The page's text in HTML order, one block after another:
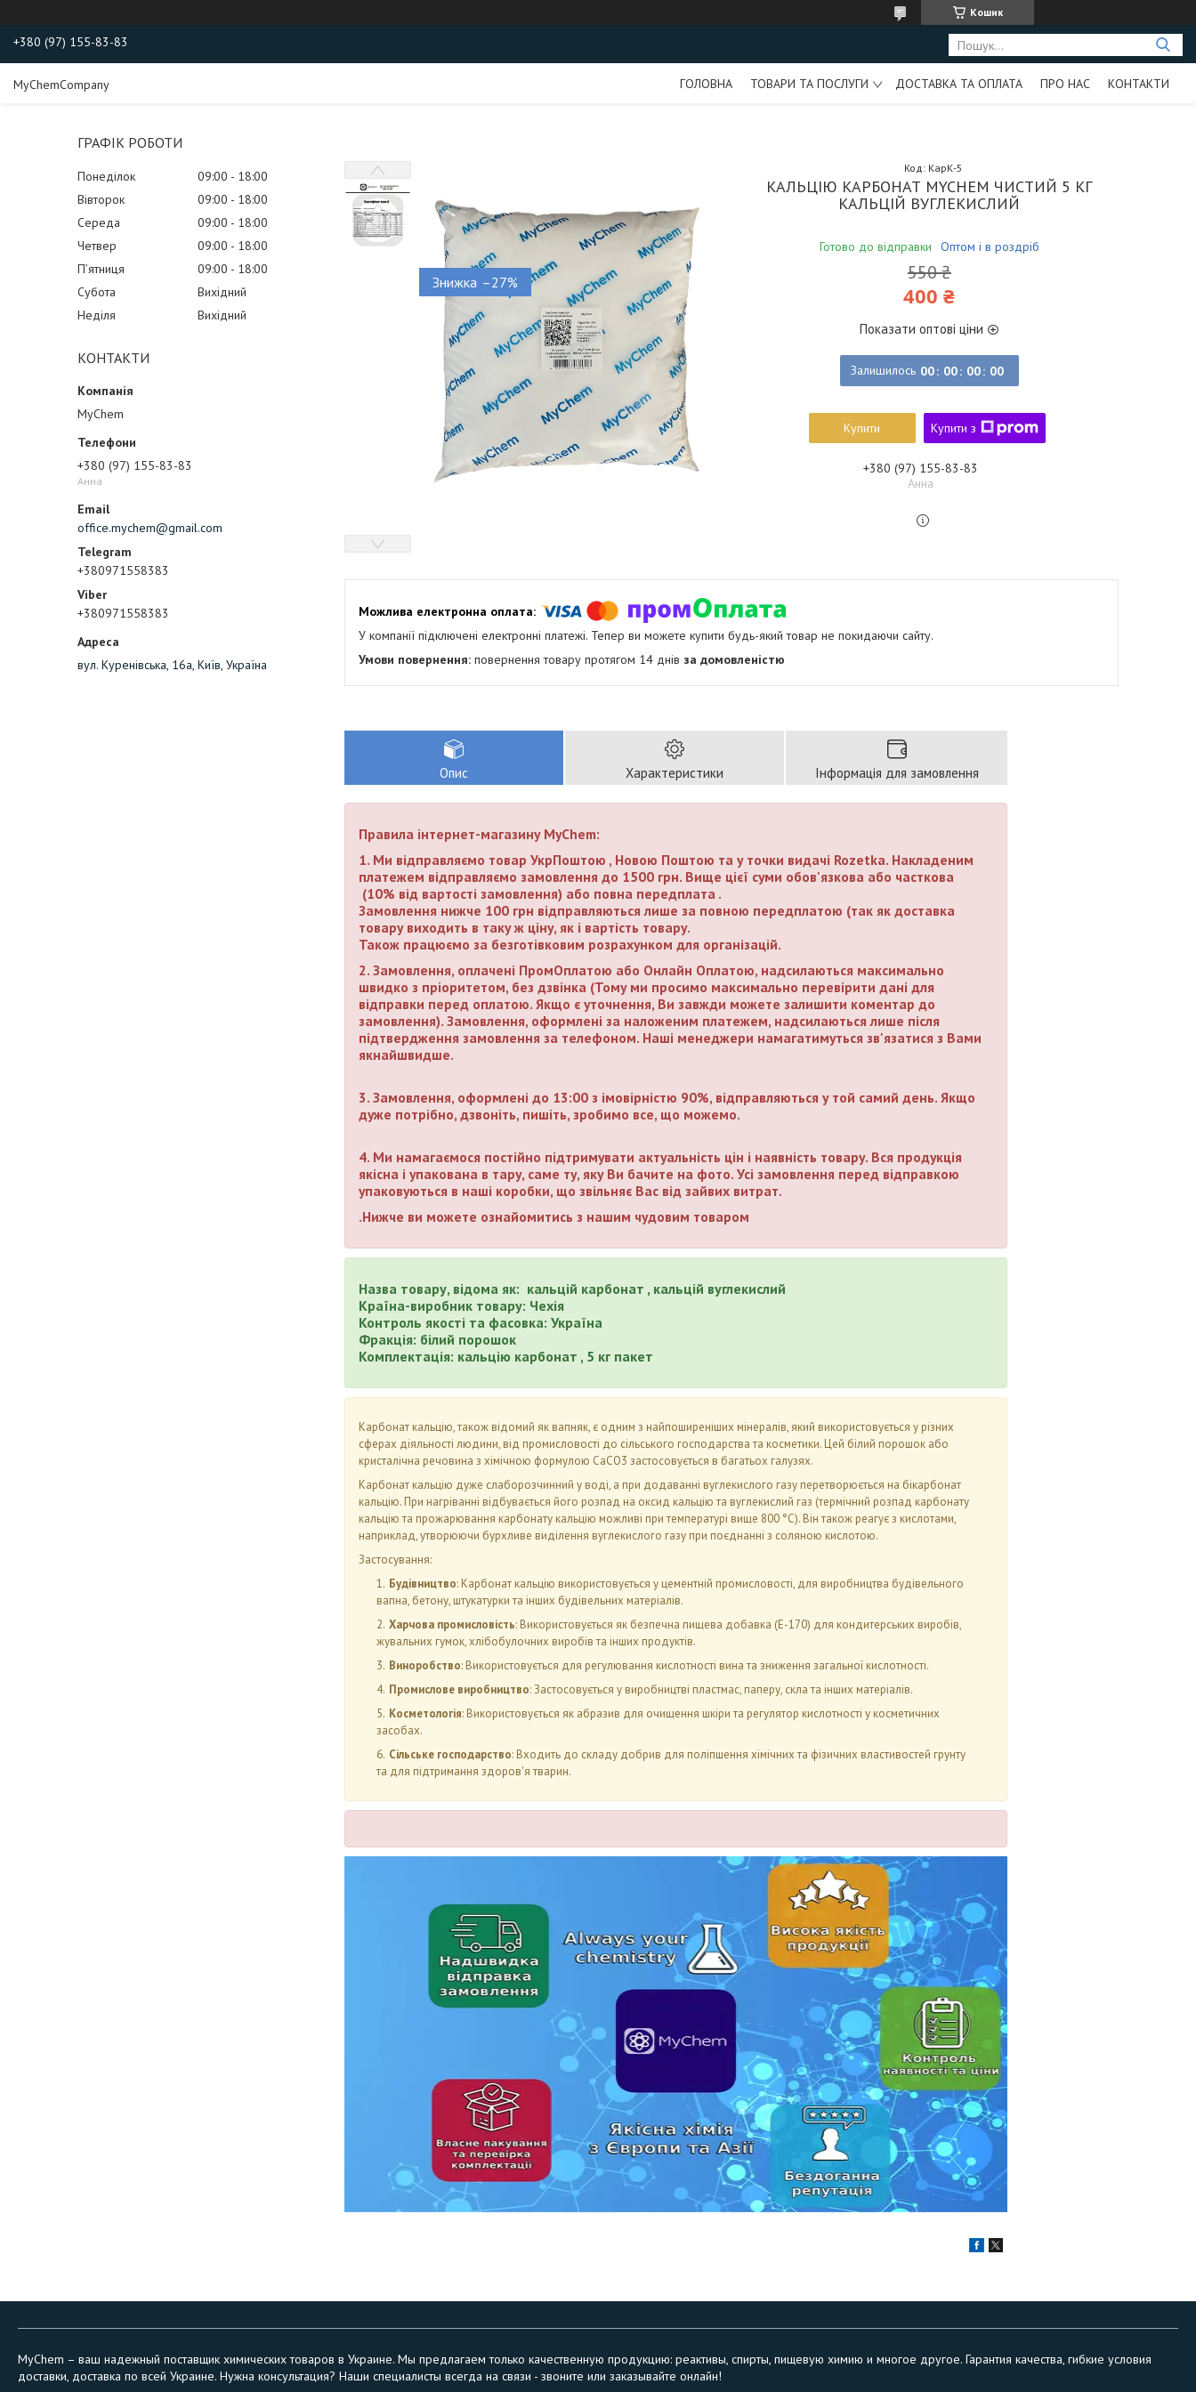
Кошик
+380 (97) 155-83-83
MyChemCompany ГОЛОВНА ТОВАРИ ТА ПОСЛУГИ ДОСТАВКА ТА ОПЛАТА ПРО НАС КОНТАКТИ
ГРАФІК РОБОТИ
Понеділок 09:00
18:00
Вівторок
09:00
18:00
Середа
09:00
18:00
Четвер
09:00
18:00
Пʼятниця
09:00
18:00
Субота
Вихідний
Неділя
Вихідний
КОНТАКТИ
MyChem
+380 (97) 155-83-83
Анна
office.mychem@gmail.com
+380971558383
+380971558383
вул. Куренівська, 16а, Київ, Україна
–27%
КАЛЬЦІЮ КАРБОНАТ MYCHEM ЧИСТИЙ 5 КГ
КАЛЬЦІЙ ВУГЛЕКИСЛИЙ
Готово до відправки Оптом і в роздріб
Код: КарК-5
550 ₴
400 ₴
Показати оптові ціни
Залишилось 00 00 00 00
Купити Купити з
+380 (97) 155-83-83
Анна
У компанії підключені електронні платежі. Тепер ви можете купити будь-який товар не покидаючи сайту.
повернення товару протягом 14 днів за домовленістю
Опис Характеристики Інформація для замовлення
Правила інтернет-магазину MyChem:
1. Ми відправляємо товар УкрПоштою , Новою Поштою та у точки видачі Rozetka. Накладеним
платежем відправляємо замовлення до 1500 грн. Вище цієї суми обов'язкова або часткова
(10% від вартості замовлення) або повна передплата .
Замовлення нижче 100 грн відправляються лише за повною передплатою (так як доставка
товару виходить в таку ж ціну, як і вартість товару.
Також працюємо за безготівковим розрахунком для організацій.
2. Замовлення, оплачені ПромОплатою або Онлайн Оплатою, надсилаються максимально
швидко з пріоритетом, без дзвінка (Тому ми просимо максимально перевірити дані для
відправки перед оплатою. Якщо є уточнення, Ви завжди можете залишити коментар до
замовлення). Замовлення, оформлені за наложеним платежем, надсилаються лише після
підтвердження замовлення за телефоном. Наші менеджери намагатимуться зв'язатися з Вами
якнайшвидше.
3. Замовлення, оформлені до 13:00 з імовірністю 90%, відправляються у той самий день. Якщо
дуже потрібно, дзвоніть, пишіть, зробимо все, що можемо.
4. Ми намагаємося постійно підтримувати актуальність цін і наявність товару. Вся продукція
якісна і упакована в тару, саме ту, яку Ви бачите на фото. Усі замовлення перед відправкою
упаковуються в наші коробки, що звільняє Вас від зайвих витрат.
.Нижче ви можете ознайомитись з нашим чудовим товаром
Назва товару, відома як: кальцій карбонат , кальцій вуглекислий
Країна-виробник товару: Чехія
Контроль якості та фасовка: Україна
Фракція: білий порошок
Комплектація: кальцію карбонат , 5 кг пакет
Карбонат кальцію, також відомий як вапняк, є одним з найпоширеніших мінералів, який використовується у різних
сферах діяльності людини, від промисловості до сільського господарства та косметики. Цей білий порошок або
кристалічна речовина з хімічною формулою CaCO3 застосовується в багатьох галузях.
Карбонат кальцію дуже слаборозчинний у воді, а при додаванні вуглекислого газу перетворюється на бікарбонат
кальцію. При нагріванні відбувається його розпад на оксид кальцію та вуглекислий газ (термічний розпад карбонату
кальцію та прожарювання карбонату кальцію можливі при температурі вище 800 °C). Він також реагує з кислотами,
наприклад, утворюючи бурхливе виділення вуглекислого газу при поєднанні з соляною кислотою.
Застосування:
Будівництво: Карбонат кальцію використовується у цементній промисловості, для виробництва будівельного
вапна, бетону, штукатурки та інших будівельних матеріалів.
Харчова промисловість: Використовується як безпечна пищева добавка (Е-170) для кондитерських виробів,
жувальних гумок, хлібобулочних виробів та інших продуктів.
Виноробство: Використовується для регулювання кислотності вина та зниження загальної кислотності.
Промислове виробництво: Застосовується у виробництві пластмас, паперу, скла та інших матеріалів.
Косметологія: Використовується як абразив для очищення шкіри та регулятор кислотності у косметичних
засобах.
Сільське господарство: Входить до складу добрив для поліпшення хімічних та фізичних властивостей грунту
та для підтримання здоров'я тварин.
MyChem – ваш надежный поставщик химических товаров в Украине. Мы предлагаем только качественную продукцию: реактивы, спирты, пищевую химию и многое другое. Гарантия качества, гибкие условия
доставки, доставка по всей Украине. Нужна консультация? Наши специалисты всегда на связи - звоните или заказывайте онлайн!